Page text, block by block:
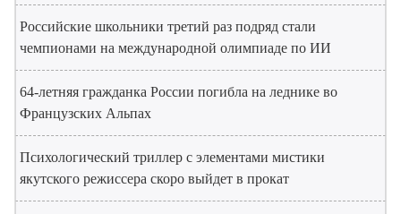
Российские школьники третий раз подряд стали
чемпионами на международной олимпиаде по ИИ
64-летняя гражданка России погибла на леднике во
Французских Альпах
Психологический триллер с элементами мистики
якутского режиссера скоро выйдет в прокат